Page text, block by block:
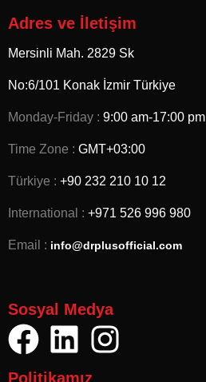
Adres ve İletişim
Mersinli Mah. 2829 Sk
No:6/101 Konak İzmir Türkiye
Monday-Friday : 9:00 am-17:00 pm
Time Zone : GMT+03:00
Türkiye : +90 232 210 10 12
International : +971 526 996 980
Email : info@drplusofficial.com
Sosyal Medya
Politikamız